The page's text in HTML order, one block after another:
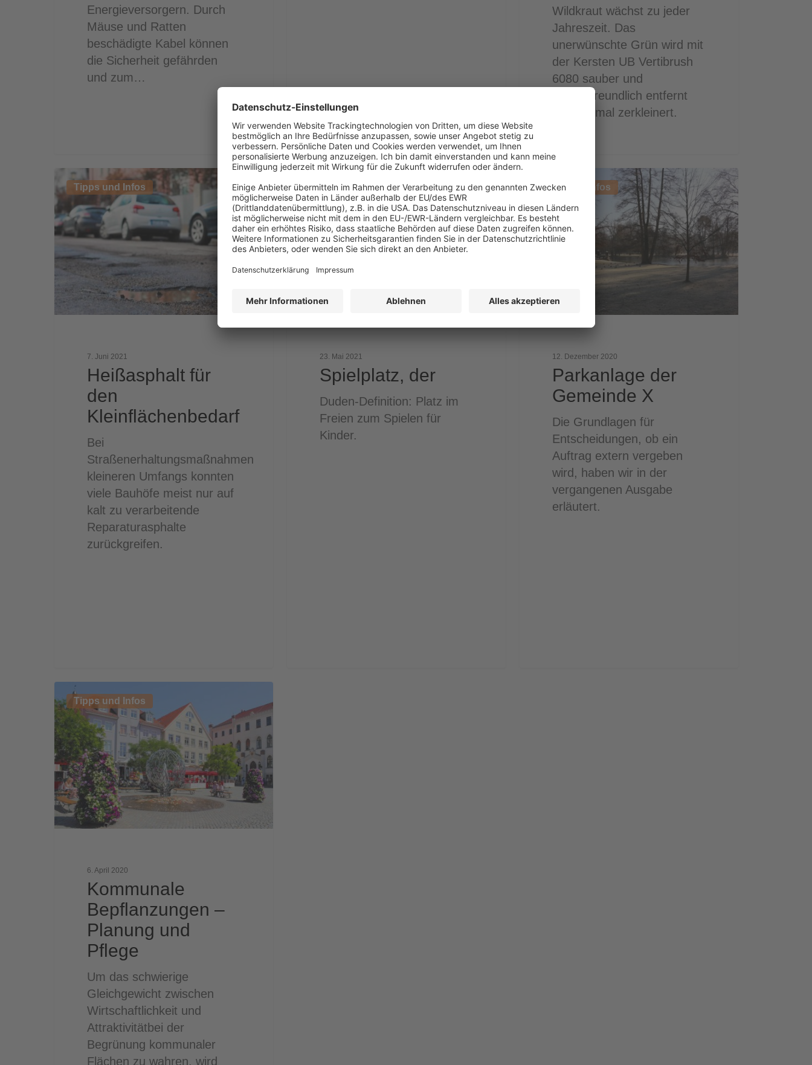
Energieversorgern. Durch
Mäuse und Ratten
beschädigte Kabel können
die Sicherheit gefährden
und zum…
Wildkraut wächst zu jeder
Jahreszeit. Das
unerwünschte Grün wird mit
der Kersten UB Vertibrush
6080 sauber und
umweltfreundlich entfernt
und optimal zerkleinert.
Heißasphalt
für
den
Kleinflächenbedarf
Tipps und Infos
7. Juni 2021
Heißasphalt für
den
Kleinflächenbedarf
Bei
Straßenerhaltungsmaßnahmen
kleineren Umfangs konnten
viele Bauhöfe meist nur auf
kalt zu verarbeitende
Reparaturasphalte
zurückgreifen.
der Tipps und Infos
23. Mai 2021
Spielplatz, der
Duden-Definition: Platz im
Freien zum Spielen für
Kinder.
der
Gemeinde
X
Tipps und Infos
12. Dezember 2020
Parkanlage der
Gemeinde X
Die Grundlagen für
Entscheidungen, ob ein
Auftrag extern vergeben
wird, haben wir in der
vergangenen Ausgabe
erläutert.
Kommunale
Bepflanzungen
–
Planung
und
Pflege
Tipps und Infos
6. April 2020
Kommunale
Bepflanzungen –
Planung und
Pflege
Um das schwierige
Gleichgewicht zwischen
Wirtschaftlichkeit und
Attraktivitätbei der
Begrünung kommunaler
Flächen zu wahren, wird